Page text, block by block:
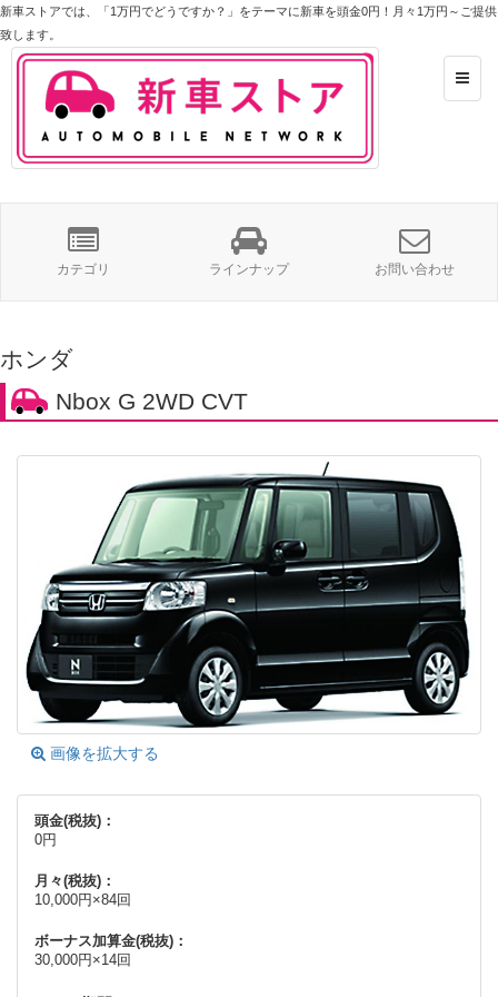
新車ストアでは、「1万円でどうですか？」をテーマに新車を頭金0円！月々1万円～ご提供
致します。
カテゴリ ラインナップ お問い合わせ
ホンダ
Nbox G 2WD CVT
画像を拡大する
頭金(税抜)：
0円
月々(税抜)：
10,000円×84回
ボーナス加算金(税抜)：
30,000円×14回